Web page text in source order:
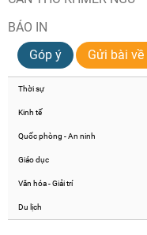
BÁO IN
Góp ý
Gửi bài
Thời sự
Kinh tế
Quốc phòng - An ninh
Giáo dục
Văn hóa - Giải trí
Du lịch